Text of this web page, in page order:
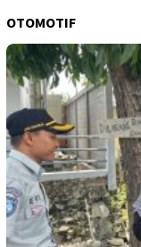
OTOMOTIF